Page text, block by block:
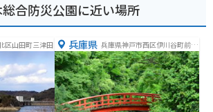
合防災公園に近い場所
区山田町三津田 兵庫県 兵庫県神戸市西区伊川谷町前開
２２４